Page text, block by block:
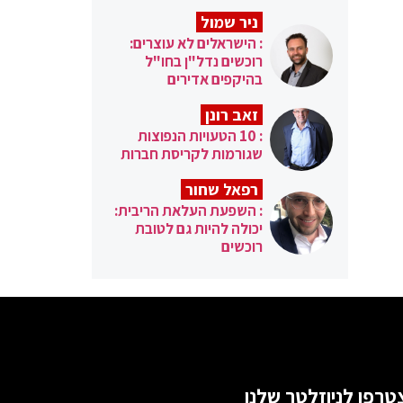
ניר שמול
: הישראלים לא עוצרים:
רוכשים נדל"ן בחו"ל
בהיקפים אדירים
זאב רונן
: 10 הטעויות הנפוצות
שגורמות לקריסת חברות
רפאל שחור
: השפעת העלאת הריבית:
יכולה להיות גם לטובת
רוכשים
לניוזלטר שלנו